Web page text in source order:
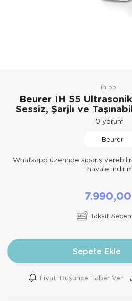
KIzilotesi isik
Ortopedi Ürünleri
Ortopedi Ürünleri
Ortopedi Ürünleri
ih 55
Beurer IH 55
Sessiz, Şarjlı ve
0 yorum
Beurer
Whatsapp üzerinde sipariş
havale
Taksit
Sepete Ekle
Fiyatı Düşünce Haber Ver